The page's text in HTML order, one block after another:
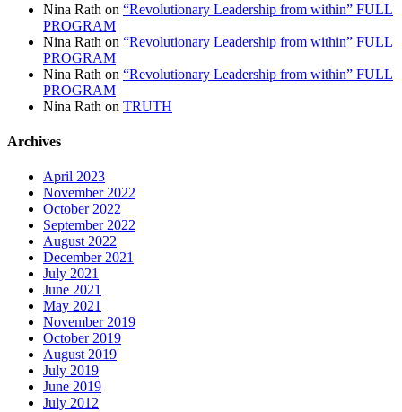
Nina Rath on “Revolutionary Leadership from within” FULL
PROGRAM
Nina Rath on “Revolutionary Leadership from within” FULL
PROGRAM
Nina Rath on “Revolutionary Leadership from within” FULL
PROGRAM
Nina Rath on TRUTH
Archives
April 2023
November 2022
October 2022
September 2022
August 2022
December 2021
July 2021
June 2021
May 2021
November 2019
October 2019
August 2019
July 2019
June 2019
July 2012